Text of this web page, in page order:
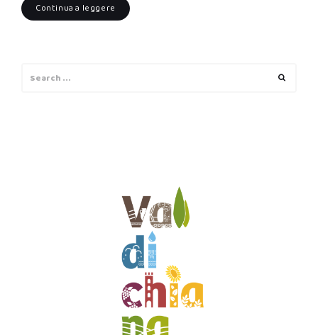
Continua a leggere
for: